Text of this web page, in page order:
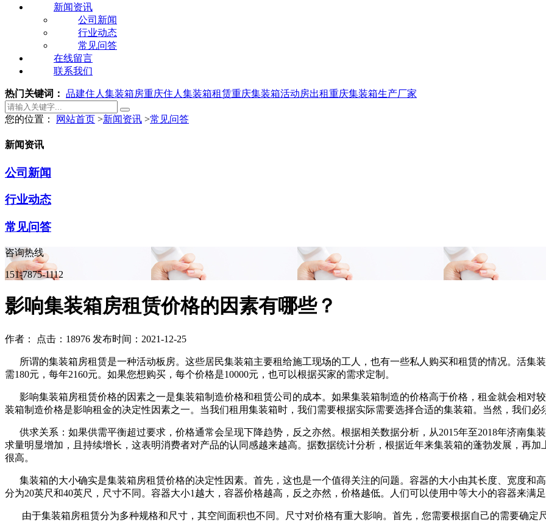
新闻资讯
公司新闻
行业动态
常见问答
在线留言
联系我们
热门关键词： 品建住人集装箱房重庆住人集装箱租赁重庆集装箱活动房出租重庆集装箱生产厂家
您的位置： 网站首页 >新闻资讯 >常见问答
新闻资讯
公司新闻
行业动态
常见问答
咨询热线
151-7875-1112
影响集装箱房租赁价格的因素有哪些？
作者： 点击：18976 发布时间：2021-12-25
所谓的集装箱房租赁是一种活动板房。这些居民集装箱主要租给施工现场的工人，也有一些私人购买和租赁的情况。活集
需180元，每年2160元。如果您想购买，每个价格是10000元，也可以根据买家的需求定制。
影响集装箱房租赁价格的因素之一是集装箱制造价格和租赁公司的成本。如果集装箱制造的价格高于价格，租金就会相对
装箱制造价格是影响租金的决定性因素之一。当我们租用集装箱时，我们需要根据实际需要选择合适的集装箱。当然，我们必
供求关系：如果供需平衡超过要求，价格通常会呈现下降趋势，反之亦然。根据相关数据分析，从2015年至2018年济南集
求量明显增加，且持续增长，这表明消费者对产品的认同感越来越高。据数据统计分析，根据近年来集装箱的蓬勃发展，再
很高。
集装箱的大小确实是集装箱房租赁价格的决定性因素。首先，这也是一个值得关注的问题。容器的大小由其长度、宽度和
分为20英尺和40英尺，尺寸不同。容器大小1越大，容器价格越高，反之亦然，价格越低。人们可以使用中等大小的容器来满足
由于集装箱房租赁分为多种规格和尺寸，其空间面积也不同。尺寸对价格有重大影响。首先，您需要根据自己的需要确定